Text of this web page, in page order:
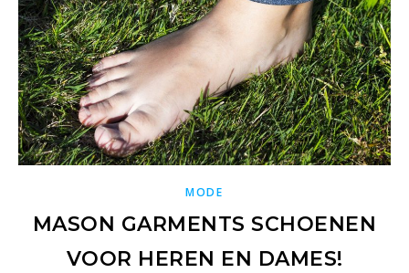
MODE
MASON GARMENTS SCHOENEN
VOOR HEREN EN DAMES!